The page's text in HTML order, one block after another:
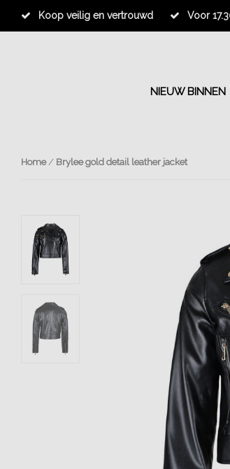
Koop veilig en vertrouwd Voor
NIEUW BINNEN
Home/ Brylee gold detail leather jacket